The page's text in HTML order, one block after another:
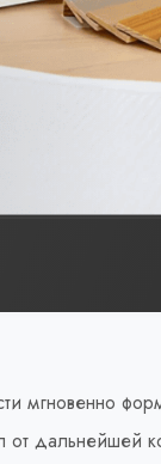
мгновенно
дальнейшей